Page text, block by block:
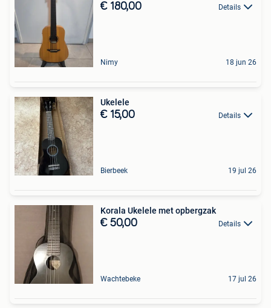
€ 180,00 Details
Nimy 18 jun 26
Ukelele
€ 15,00 Details
Bierbeek 19 jul 26
Korala Ukelele met opbergzak
€ 50,00 Details
Wachtebeke 17 jul 26